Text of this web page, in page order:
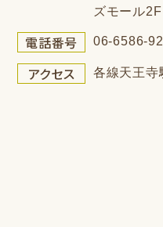
ズモール2F
電話番号 06-6586-
アクセス 各線天王寺